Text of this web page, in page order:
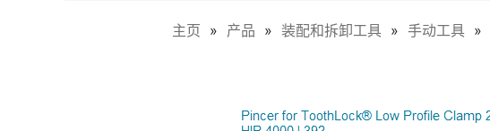
主页 产品 装配和拆卸工具 手动工具